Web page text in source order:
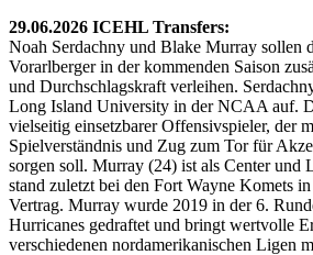
29.06.2026 ICEHL Transfers:
Noah Serdachny und Blake Murray sollen
Vorarlberger in der kommenden Saison
und Durchschlagskraft verleihen.
Long Island University in der NCAA auf.
vielseitig einsetzbarer Offensivspieler, der
Spielverständnis und Zug zum Tor für
sorgen soll. Murray (24) ist als Center und
stand zuletzt bei den Fort Wayne Komets
Vertrag. Murray wurde 2019 in der 6.
Hurricanes gedraftet und bringt wertvolle
verschiedenen nordamerikanischen Ligen